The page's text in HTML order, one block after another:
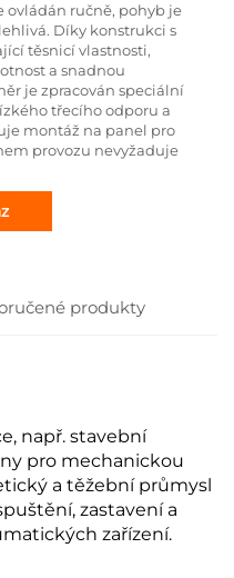
ovládán ručně, pohyb je
Díky konstrukci s
těsnicí vlastnosti,
a snadnou
je zpracován speciální
třecího odporu a
montáž na panel pro
provozu nevyžaduje
produkty
např. stavební
pro mechanickou
a těžební průmysl
zastavení a
zařízení.